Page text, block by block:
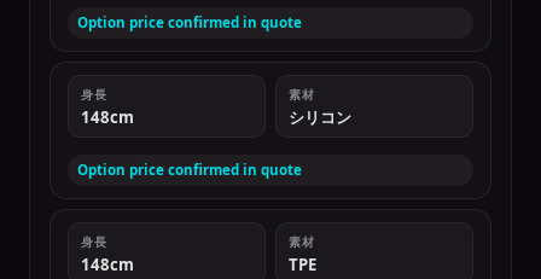
Option price confirmed in quote
身長
148cm
素材
シリコン
Option price confirmed in quote
身長
148cm
素材
TPE